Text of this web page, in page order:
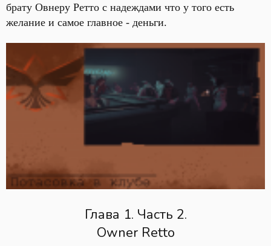
брату Овнеру Ретто с надеждами что у того есть
желание и самое главное - деньги.
Глава 1. Часть 2.
Owner Retto